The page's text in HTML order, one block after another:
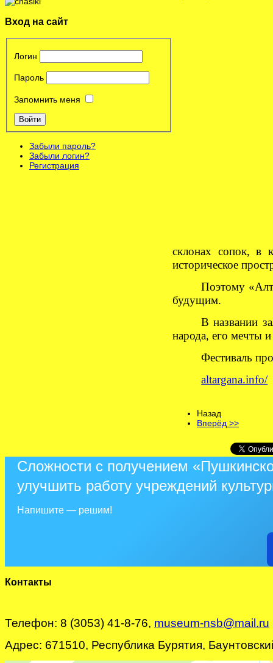
Вход на сайт
Логин
Пароль
Запомнить меня
Войти
Забыли пароль?
Забыли логин?
Регистрация
склонах сопок, в
историческое
Поэтому
будущим.
В названии
народа, его мечты
Фестиваль
altargana.info/
Назад
Вперёд >>
Сложности с получением
улучшить работу учреждений
Напишите — решим!
Контакты
Телефон: 8 (3053) 41-8-76, museum-nsb@mail.ru
Адрес: 671510, Республика Бурятия,